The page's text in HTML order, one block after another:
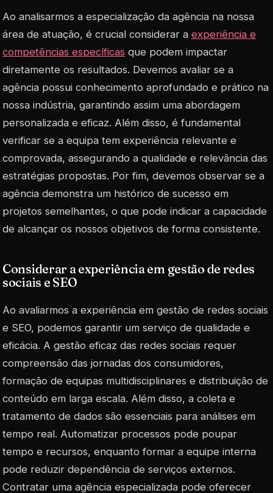
Ao analisarmos a especialização da agência na nossa
área de atuação, é crucial considerar a experiência e
competências específicas que podem impactar
diretamente os resultados. Devemos avaliar se a
agência possui conhecimento aprofundado e prático na
nossa indústria, garantindo assim uma abordagem
personalizada e eficaz. Além disso, é fundamental
verificar se a equipa tem experiência relevante e
comprovada, assegurando a qualidade e relevância das
estratégias propostas. Por fim, devemos observar se a
agência demonstra um histórico de sucesso em
projetos semelhantes, o que pode indicar a capacidade
de alcançar os nossos objetivos de forma consistente.
Considerar a experiência em gestão de redes
sociais e SEO
Ao avaliarmos a experiência em gestão de redes sociais
e SEO, podemos garantir um serviço de qualidade e
eficácia. A gestão eficaz das redes sociais requer
compreensão das jornadas dos consumidores,
formação de equipas multidisciplinares e distribuição de
conteúdo em larga escala. Além disso, a coleta e
tratamento de dados são essenciais para análises em
tempo real. Automatizar processos pode poupar
tempo e recursos, enquanto formar a equipe interna
pode reduzir dependência de serviços externos.
Contratar uma agência especializada pode oferecer